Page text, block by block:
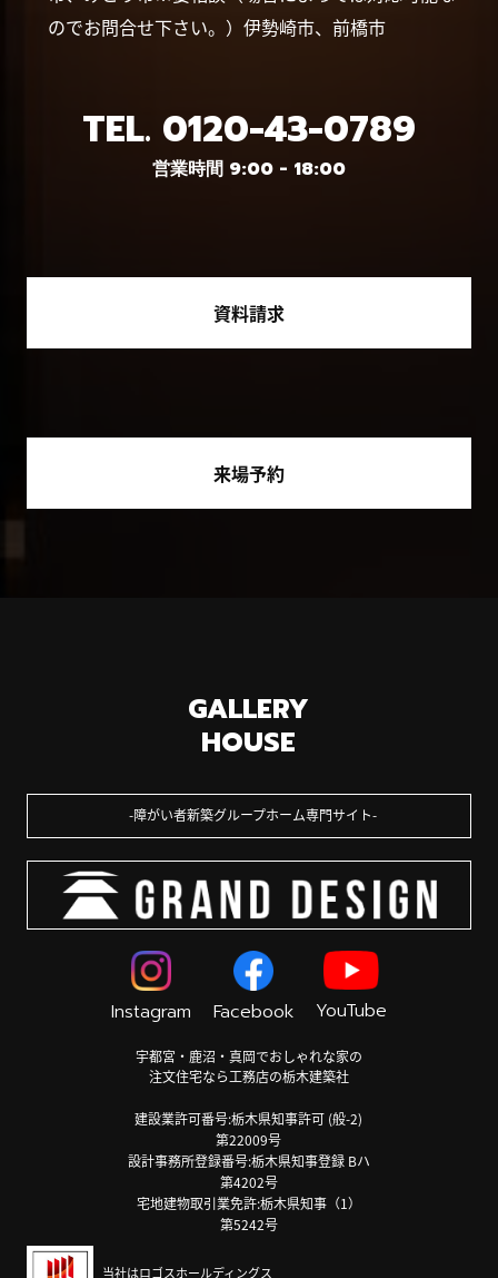
のでお問合せ下さい。）伊勢崎市、前橋市
TEL. 0120-43-0789
営業時間 9:00 - 18:00
資料請求
来場予約
GALLERY
HOUSE
障がい者新築グループホーム専門サイト
Instagram Facebook YouTube
宇都宮・鹿沼・真岡でおしゃれな家の
注文住宅なら工務店の栃木建築社
建設業許可番号:栃木県知事許可 (般-2)
第22009号
設計事務所登録番号:栃木県知事登録 Bハ
第4202号
宅地建物取引業免許:栃木県知事（1）
第5242号
当社はロゴスホールディングス